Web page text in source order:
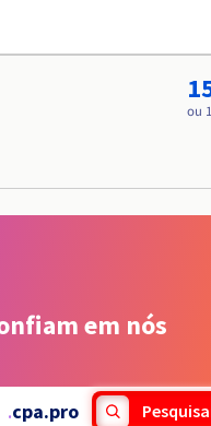
ou
em nós
.cpa.pro